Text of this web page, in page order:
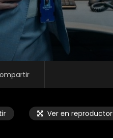
Ver en reproductor